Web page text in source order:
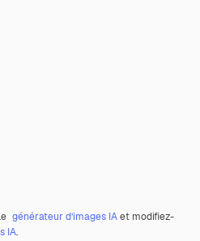
générateur d’images IAet modifiez-
IA.